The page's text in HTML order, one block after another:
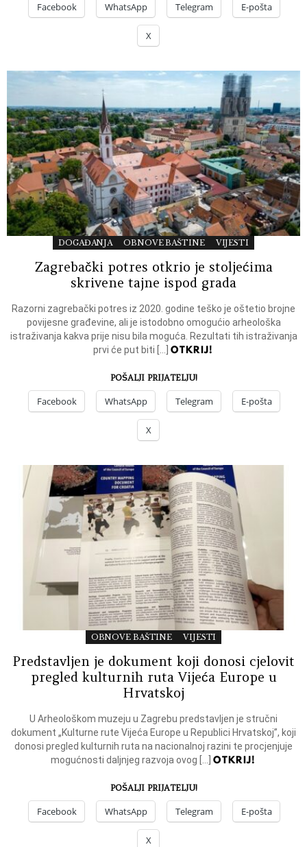
Facebook WhatsApp Telegram E-pošta
X
DOGAĐANJA OBNOVE BAŠTINE VIJESTI
Zagrebački potres otkrio je stoljećima
skrivene tajne ispod grada
Razorni zagrebački potres iz 2020. godine teško je oštetio brojne
povijesne građevine, ali je istodobno omogućio arheološka
istraživanja kakva prije nisu bila moguća. Rezultati tih istraživanja
prvi će put biti […]OTKRIJ!
POŠALJI PRIJATELJU!
Facebook WhatsApp Telegram E-pošta
X
OBNOVE BAŠTINE VIJESTI
Predstavljen je dokument koji donosi cjelovit
pregled kulturnih ruta Vijeća Europe u
Hrvatskoj
U Arheološkom muzeju u Zagrebu predstavljen je stručni
dokument „Kulturne rute Vijeća Europe u Republici Hrvatskoj”, koji
donosi pregled kulturnih ruta na nacionalnoj razini te procjenjuje
mogućnosti daljnjeg razvoja ovog […]OTKRIJ!
POŠALJI PRIJATELJU!
Facebook WhatsApp Telegram E-pošta
X